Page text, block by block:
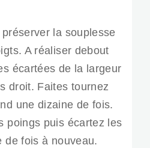
la souplesse
A réaliser debout
écartées de la largeur
droit. Faites tournez
une dizaine de fois.
poings puis écartez les
de fois à nouveau.